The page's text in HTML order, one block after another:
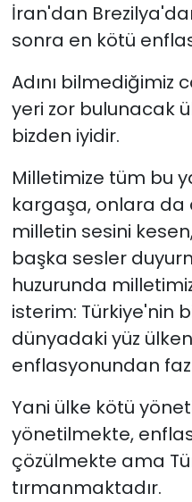
İran'dan
sonra en kötü
Adını
yeri zor bulunacak
bizden iyidir.
Milletimize tüm bu
kargaşa, onlara
milletin sesini
başka sesler
huzurunda
isterim: Türkiye'nin
dünyadaki yüz
enflasyonundan
Yani ülke kötü
yönetilmekte,
çözülmekte ama
tırmanmaktadır.